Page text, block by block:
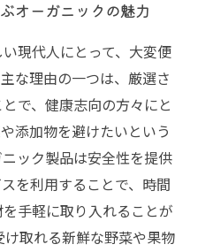
オーガニックの魅力
現代人にとって、大変便
な理由の一つは、厳選さ
で、健康志向の方々にと
添加物を避けたいという
ック製品は安全性を提供
を利用することで、時間
手軽に取り入れることが
取れる新鮮な野菜や果物